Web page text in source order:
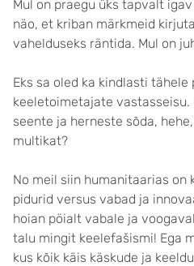
Mul on praegu üks tapvalt
näo, et kriban märkmeid
vahelduseks räntida. Mul on
Eks sa oled ka kindlasti tähele
keeletoimetajate vastasseisu.
seente ja herneste sõda,
multikat?
No meil siin humanitaarias on
pidurid versus vabad ja
hoian pöialt vabale ja
talu mingit keelefašismi! Ega
kus kõik käis käskude ja